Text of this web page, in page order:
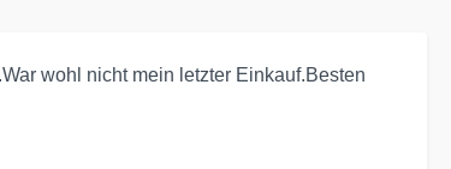
wohl nicht mein letzter Einkauf.Besten